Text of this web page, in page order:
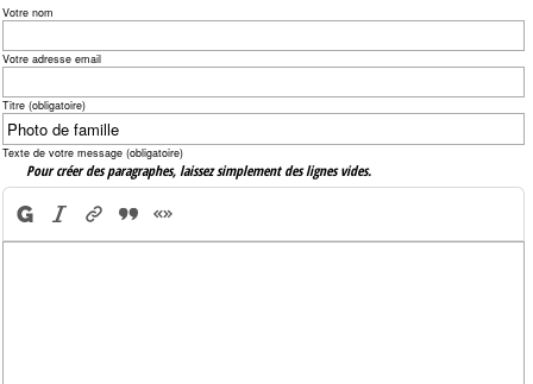
Votre nom
Votre adresse email
Titre (obligatoire)
Texte de votre message (obligatoire)
Pour créer des paragraphes, laissez simplement des lignes vides.